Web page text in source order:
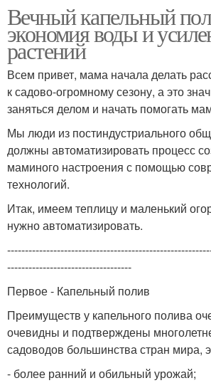
Вечный капельный
экономия воды и
растений
Всем привет, мама начала делать
к садово-огромному сезону, а это
заняться делом и начать помогать
Мы люди из постиндустриального
должны автоматизировать процесс
маминого настроения с помощью
технологий.
Итак, имеем теплицу и маленький
нужно автоматизировать.
-----------------------------------
Первое - Капельный полив
Преимуществ у капельного полива
очевидны и подтверждены
садоводов большинства стран мира,
- более ранний и обильный урожай;